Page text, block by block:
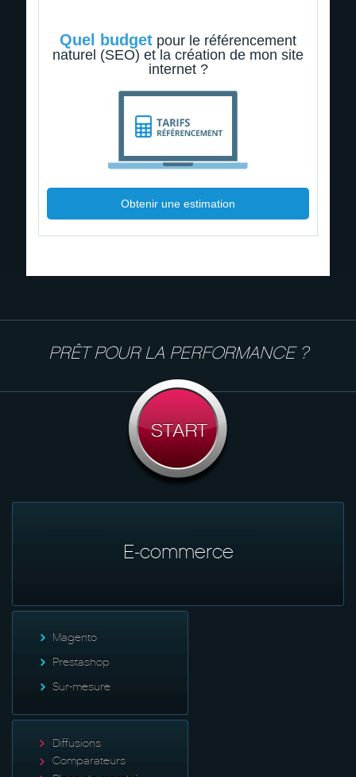
Quel budget pour le référencement
naturel (SEO) et la création de mon site
internet ?
Obtenir une estimation
PRÊT POUR LA PERFORMANCE ?
E-commerce
Magento
Prestashop
Sur-mesure
Diffusions
Comparateurs